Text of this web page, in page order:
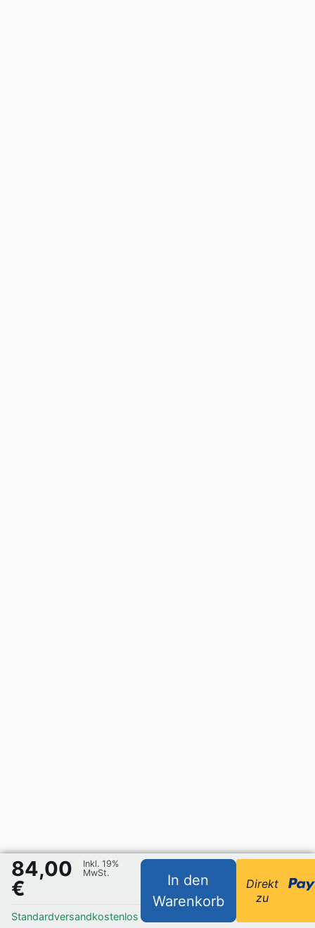
84,00
€
Inkl. 19%
MwSt.
Standardversandkostenlos
In den
Warenkorb
Direkt
zu